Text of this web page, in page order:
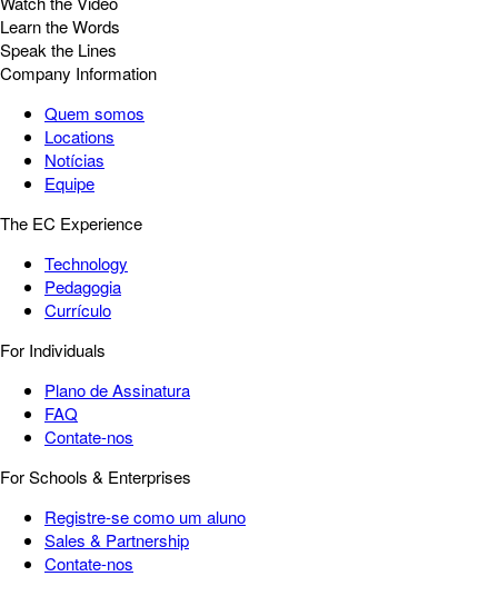
Learn the Words
Speak the Lines
Company Information
Quem somos
Locations
Notícias
Equipe
The EC Experience
Technology
Pedagogia
Currículo
For Individuals
Plano de Assinatura
FAQ
Contate-nos
For Schools & Enterprises
Registre-se como um aluno
Sales & Partnership
Contate-nos